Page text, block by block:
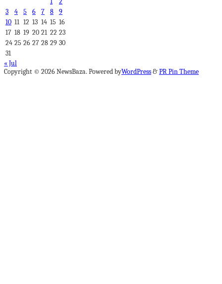
3
4 5 6 7 8
9
10 11 12 13 14 15 16
17 18 19 20 21 22 23
24 25 26 27 28 29 30
31
« Jul
Copyright © 2026 NewsBaza. Powered byWordPress&PR Pin Theme